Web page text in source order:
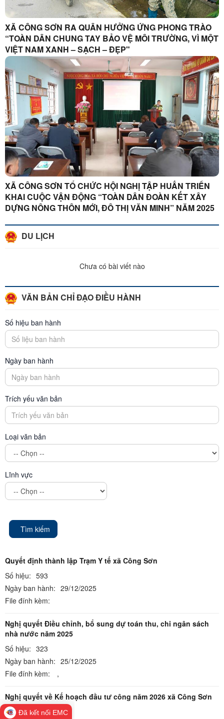
XÃ CÔNG SƠN RA QUÂN HƯỞNG ỨNG PHONG TRÀO
“TOÀN DÂN CHUNG TAY BẢO VỆ MÔI TRƯỜNG, VÌ MỘT
VIỆT NAM XANH – SẠCH – ĐẸP"
XÃ CÔNG SƠN TỔ CHỨC HỘI NGHỊ TẬP HUẤN TRIỂN
KHAI CUỘC VẬN ĐỘNG “TOÀN DÂN ĐOÀN KẾT XÂY
DỰNG NÔNG THÔN MỚI, ĐÔ THỊ VĂN MINH” NĂM 2025
DU LỊCH
Chưa có bài viết nào
VĂN BẢN CHỈ ĐẠO ĐIỀU HÀNH
Số hiệu ban hành
Ngày ban hành
Trích yếu văn bản
Loại văn bản
Lĩnh vực
Tìm kiếm
Quyết định thành lập Trạm Y tế xã Công Sơn
Số hiệu: 593
Ngày ban hành: 29/12/2025
File đính kèm:
Nghị quyết Điều chỉnh, bổ sung dự toán thu, chi ngân sách
nhà nước năm 2025
Số hiệu: 323
Ngày ban hành: 25/12/2025
File đính kèm:
,
Nghị quyết về Kế hoạch đầu tư công năm 2026 xã Công Sơn
Số hiệu: 322
Đã kết nối EMC